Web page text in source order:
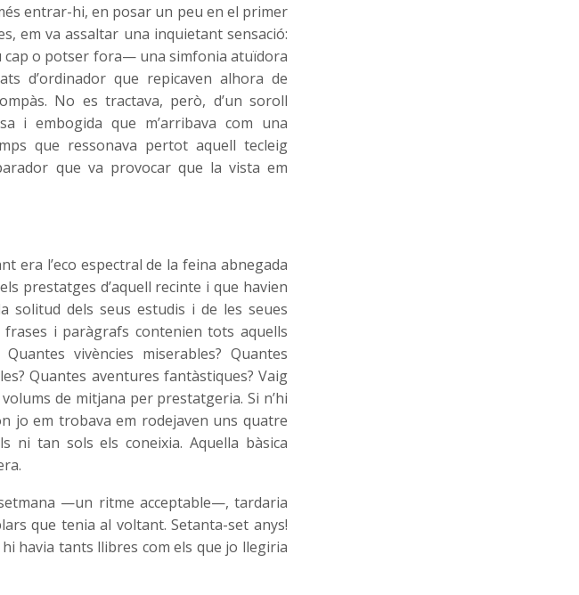
entrar-hi, en posar un peu en el primer
em va assaltar una inquietant sensació:
cap o potser fora— una simfonia atuïdora
d’ordinador que repicaven alhora de
No es tractava, però, d’un soroll
i embogida que m’arribava com una
que ressonava pertot aquell tecleig
que va provocar que la vista em
era l’eco espectral de la feina abnegada
prestatges d’aquell recinte i que havien
solitud dels seus estudis i de les seues
i paràgrafs contenien tots aquells
vivències miserables? Quantes
Quantes aventures fantàstiques? Vaig
de mitjana per prestatgeria. Si n’hi
jo em trobava em rodejaven uns quatre
ni tan sols els coneixia. Aquella bàsica
—un ritme acceptable—, tardaria
que tenia al voltant. Setanta-set anys!
havia tants llibres com els que jo llegiria